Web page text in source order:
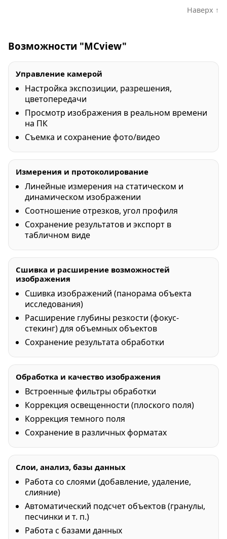
Наверх ↑
Возможности "MCview"
Управление камерой
Настройка экспозиции, разрешения,
цветопередачи
Просмотр изображения в реальном времени
на ПК
Съемка и сохранение фото/видео
Измерения и протоколирование
Линейные измерения на статическом и
динамическом изображении
Соотношение отрезков, угол профиля
Сохранение результатов и экспорт в
табличном виде
Сшивка и расширение возможностей
изображения
Сшивка изображений (панорама объекта
исследования)
Расширение глубины резкости (фокус-
стекинг) для объемных объектов
Сохранение результата обработки
Обработка и качество изображения
Встроенные фильтры обработки
Коррекция освещенности (плоского поля)
Коррекция темного поля
Сохранение в различных форматах
Слои, анализ, базы данных
Работа со слоями (добавление, удаление,
слияние)
Автоматический подсчет объектов (гранулы,
песчинки и т. п.)
Работа с базами данных